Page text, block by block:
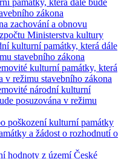
památky, která dále bude
zákona
zachování a obnovu
Ministerstva kultury
kulturní památky, která dále
stavebního zákona
kulturní památky, která
v režimu stavebního zákona
národní kulturní
posuzována v režimu
poškození kulturní památky
a žádost o rozhodnutí o
hodnoty z území České